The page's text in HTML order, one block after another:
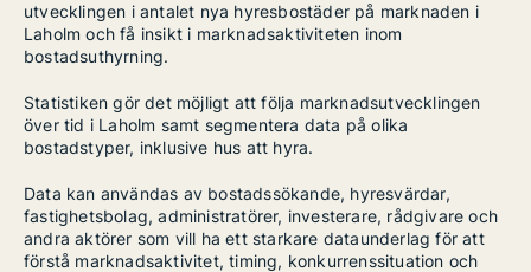
utvecklingen i antalet nya hyresbostäder på marknaden i
Laholm och få insikt i marknadsaktiviteten inom
bostadsuthyrning.
Statistiken gör det möjligt att följa marknadsutvecklingen
över tid i Laholm samt segmentera data på olika
bostadstyper, inklusive hus att hyra.
Data kan användas av bostadssökande, hyresvärdar,
fastighetsbolag, administratörer, investerare, rådgivare och
andra aktörer som vill ha ett starkare dataunderlag för att
förstå marknadsaktivitet, timing, konkurrenssituation och